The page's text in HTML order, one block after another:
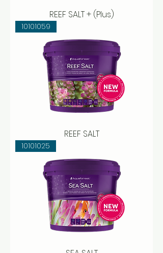
REEF SALT + (Plus)
10101059
REEF SALT
10101025